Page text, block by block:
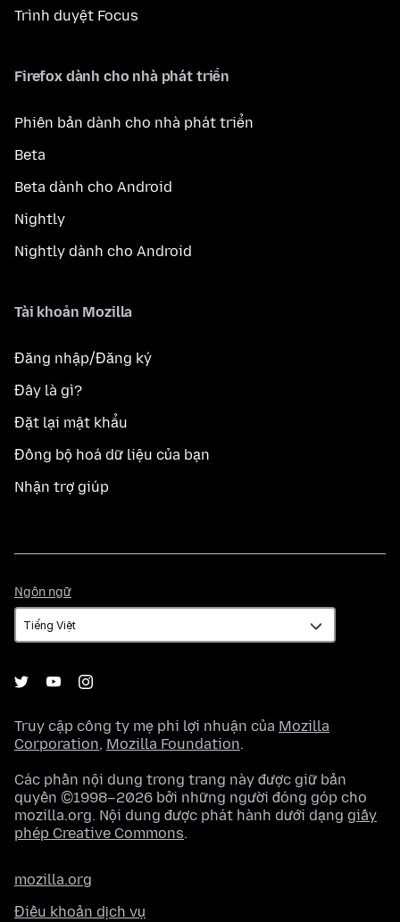
Trình duyệt Focus
Firefox dành cho nhà phát triển
Phiên bản dành cho nhà phát triển
Beta
Beta dành cho Android
Nightly
Nightly dành cho Android
Tài khoản Mozilla
Đăng nhập/Đăng ký
Đây là gì?
Đặt lại mật khẩu
Đồng bộ hoá dữ liệu của bạn
Nhận trợ giúp
Ngôn ngữ
ngữ
Truy cập công ty mẹ phi lợi nhuận của Mozilla
Corporation, Mozilla Foundation.
Các phần nội dung trong trang này được giữ bản
quyền ©1998–2026 bởi những người đóng góp cho
mozilla.org. Nội dung được phát hành dưới dạng giấy
phép Creative Commons.
mozilla.org
Điều khoản dịch vụ